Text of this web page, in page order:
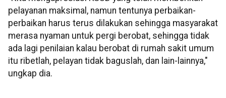
pelayanan maksimal, namun tentunya perbaikan-
perbaikan harus terus dilakukan sehingga masyarakat
merasa nyaman untuk pergi berobat, sehingga tidak
ada lagi penilaian kalau berobat di rumah sakit umum
itu ribetlah, pelayan tidak baguslah, dan lain-lainnya,"
ungkap dia.